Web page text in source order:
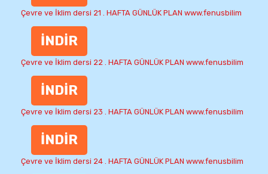
Çevre ve İklim dersi 21 . HAFTA GÜNLÜK PLAN www.fenusbilim
İNDİR
Çevre ve İklim dersi 22 . HAFTA GÜNLÜK PLAN www.fenusbilim
İNDİR
Çevre ve İklim dersi 23 . HAFTA GÜNLÜK PLAN www.fenusbilim
İNDİR
Çevre ve İklim dersi 24 . HAFTA GÜNLÜK PLAN www.fenusbilim